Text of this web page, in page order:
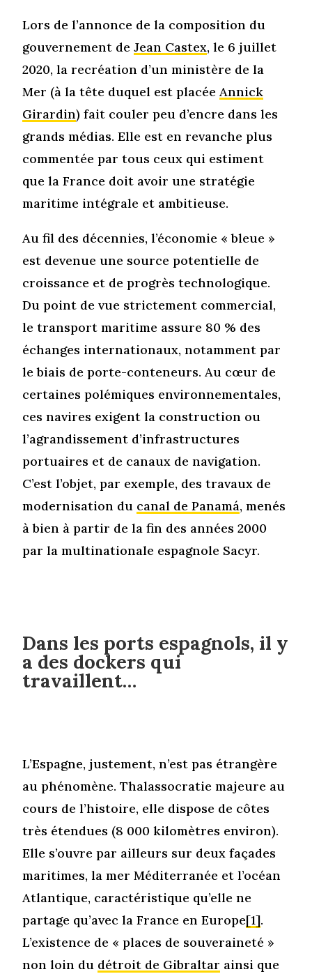
Lors de l’annonce de la composition du
gouvernement deJean Castex, le 6 juillet
2020, la recréation d’un ministère de la
Mer (à la tête duquel est placéeAnnick
Girardin) fait couler peu d’encre dans les
grands médias. Elle est en revanche plus
commentée par tous ceux qui estiment
que la France doit avoir une stratégie
maritime intégrale et ambitieuse.
Au fil des décennies, l’économie « bleue »
est devenue une source potentielle de
croissance et de progrès technologique.
Du point de vue strictement commercial,
le transport maritime assure 80 % des
échanges internationaux, notamment par
le biais de porte-conteneurs. Au cœur de
certaines polémiques environnementales,
ces navires exigent la construction ou
l’agrandissement d’infrastructures
portuaires et de canaux de navigation.
C’est l’objet, par exemple, des travaux de
modernisation du canal de Panamá, menés
à bien à partir de la fin des années 2000
par la multinationale espagnole Sacyr.
Dans les ports espagnols, il y
a des dockers qui
travaillent…
L’Espagne, justement, n’est pas étrangère
au phénomène. Thalassocratie majeure au
cours de l’histoire, elle dispose de côtes
très étendues (8 000 kilomètres environ).
Elle s’ouvre par ailleurs sur deux façades
maritimes, la mer Méditerranée et l’océan
Atlantique, caractéristique qu’elle ne
partage qu’avec la France en Europe[1].
L’existence de « places de souveraineté »
non loin du détroit de Gibraltar ainsi que